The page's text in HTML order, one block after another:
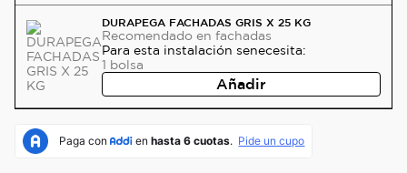
DURAPEGA FACHADAS GRIS X 25 KG
Recomendado en fachadas
Para esta instalación senecesita:
1 bolsa
Añadir